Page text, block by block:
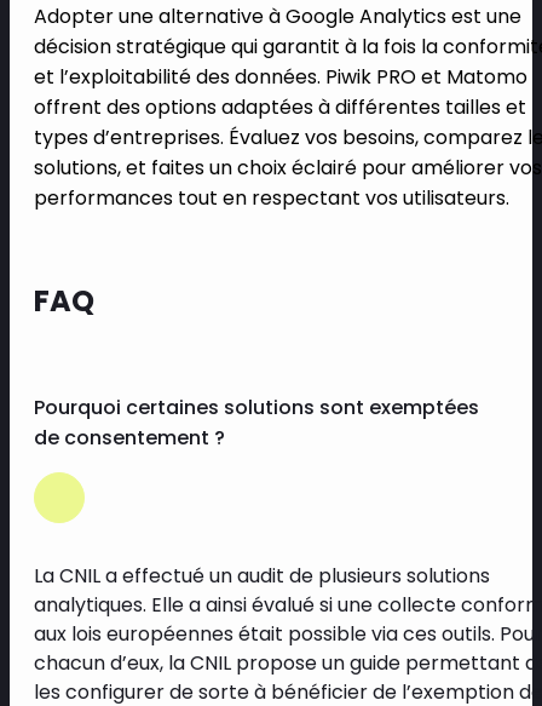
Adopter une alternative à Google Analytics est une
décision stratégique qui garantit à la fois la
et l’exploitabilité des données. Piwik PRO et Matomo
offrent des options adaptées à différentes tailles et
types d’entreprises. Évaluez vos besoins, comparez
solutions, et faites un choix éclairé pour améliorer vos
performances tout en respectant vos utilisateurs.
FAQ
Pourquoi certaines solutions sont exemptées
de consentement ?
La CNIL a effectué un audit de plusieurs solutions
analytiques. Elle a ainsi évalué si une collecte
aux lois européennes était possible via ces outils. Pour
chacun d’eux, la CNIL propose un guide permettant
les configurer de sorte à bénéficier de l’exemption de